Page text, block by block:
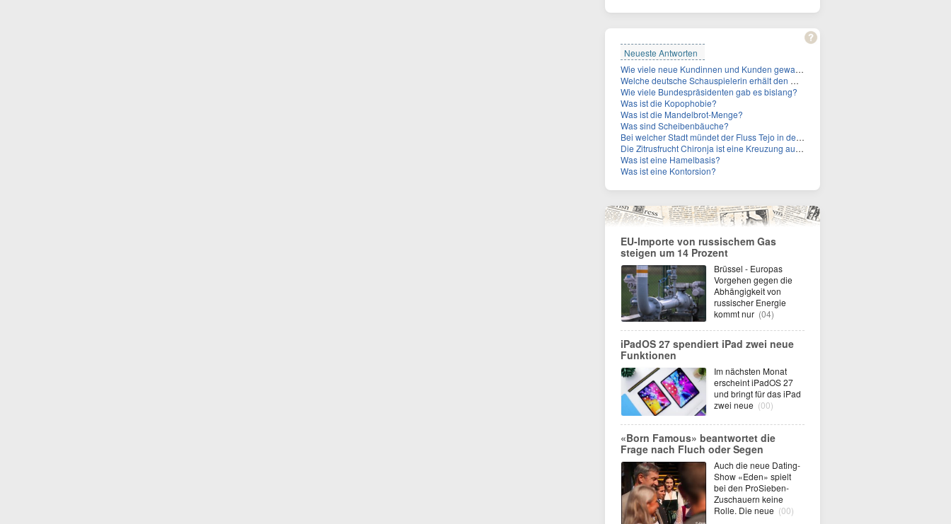
Neueste Antworten
Wie viele neue Kundinnen und Kunden gewann MagentaTV allein durch die WM hinzu?
Welche deutsche Schauspielerin erhält den Deutschen Kulturpolitikpreis?
Wie viele Bundespräsidenten gab es bislang?
Was ist die Kopophobie?
Was ist die Mandelbrot-Menge?
Was sind Scheibenbäuche?
Bei welcher Stadt mündet der Fluss Tejo in den Atlantik?
Die Zitrusfrucht Chironja ist eine Kreuzung aus welchen Früchten?
Was ist eine Hamelbasis?
Was ist eine Kontorsion?
EU-Importe von russischem Gas
steigen um 14 Prozent
Brüssel - Europas
Vorgehen gegen die
Abhängigkeit von
russischer Energie
kommt nur (04)
iPadOS 27 spendiert iPad zwei neue
Funktionen
Im nächsten Monat
erscheint iPadOS 27
und bringt für das iPad
zwei neue (00)
«Born Famous» beantwortet die
Frage nach Fluch oder Segen
Auch die neue Dating-
Show «Eden» spielt
bei den ProSieben-
Zuschauern keine
Rolle. Die neue (00)